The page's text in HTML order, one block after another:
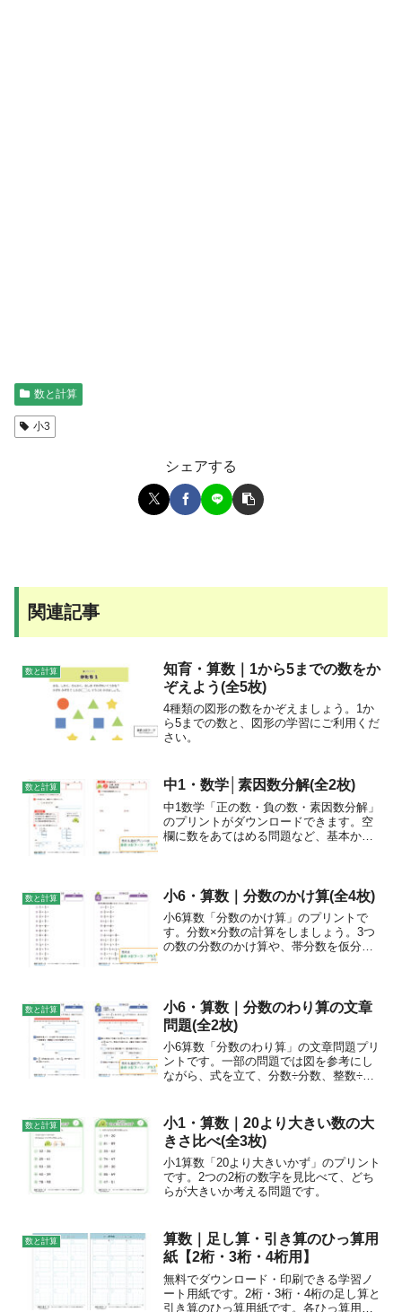
数と計算
小3
シェアする
関連記事
数と計算
知育・算数｜1から5までの数をか
ぞえよう(全5枚)
4種類の図形の数をかぞえましょう。1か
ら5までの数と、図形の学習にご利用くだ
さい。
数と計算 中1・数学│素因数分解(全2枚)
中1数学「正の数・負の数・素因数分解」
のプリントがダウンロードできます。空
欄に数をあてはめる問題など、基本から
数と計算 小6・算数｜分数のかけ算(全4枚)
小6算数「分数のかけ算」のプリントで
す。分数×分数の計算をしましょう。3つ
の数の分数のかけ算や、帯分数を仮分数
数と計算
小6・算数｜分数のわり算の文章
問題(全2枚)
小6算数「分数のわり算」の文章問題プリ
ントです。一部の問題では図を参考にし
ながら、式を立て、分数÷分数、整数÷分
数と計算
小1・算数｜20より大きい数の大
きさ比べ(全3枚)
小1算数「20より大きいかず」のプリント
です。2つの2桁の数字を見比べて、どち
らが大きいか考える問題です。
数と計算
算数｜足し算・引き算のひっ算用
紙【2桁・3桁・4桁用】
無料でダウンロード・印刷できる学習ノ
ート用紙です。2桁・3桁・4桁の足し算と
引き算のひっ算用紙です。各ひっ算用マ